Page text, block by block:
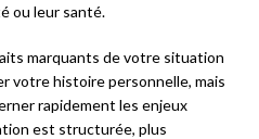
ou leur santé.
marquants de votre situation
votre histoire personnelle, mais
rapidement les enjeux
est structurée, plus